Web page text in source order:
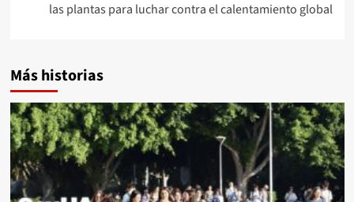
las plantas para luchar contra el calentamiento global
Más historias